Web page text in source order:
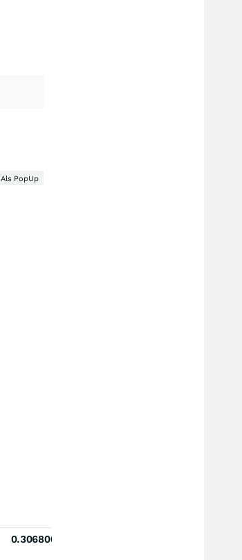
Als PopUp
0.306800000000000000